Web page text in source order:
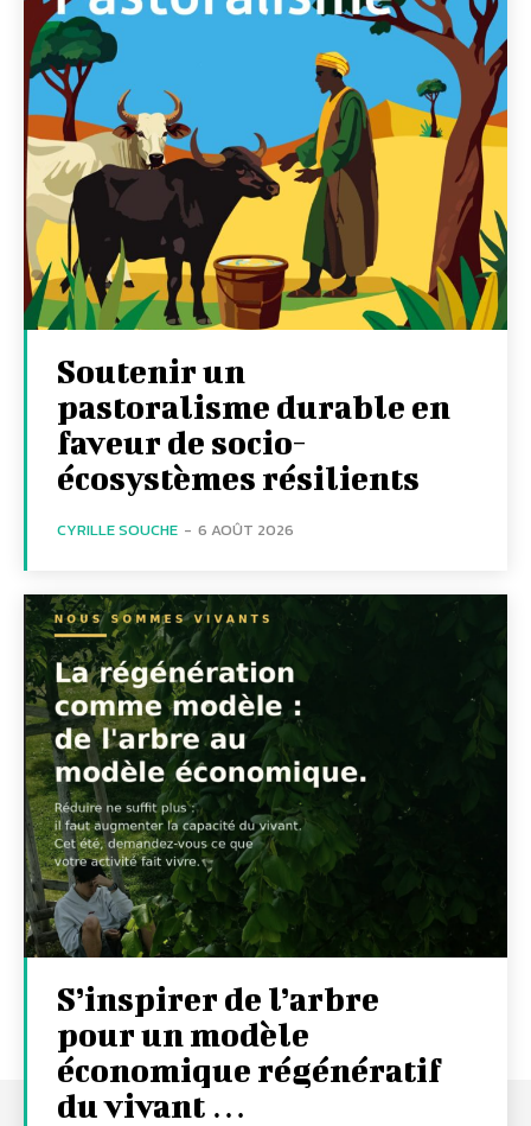
Soutenir un
pastoralisme durable en
faveur de socio-
écosystèmes résilients
CYRILLE SOUCHE - 6 AOÛT 2026
S’inspirer de l’arbre
pour un modèle
économique régénératif
du vivant …